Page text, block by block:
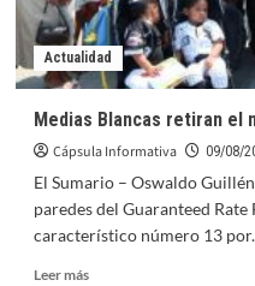
de
enfermedades
Actualidad
Medias Blancas retiran el
Cápsula Informativa 09/08/
El Sumario – Oswaldo
paredes del Guaranteed
característico número 13
Leer másLeer